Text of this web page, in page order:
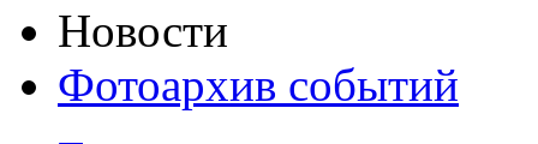
Новости
Фотоархив событий